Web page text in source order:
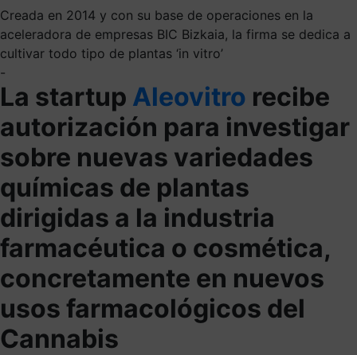
Creada en 2014 y con su base de operaciones en la
aceleradora de empresas BIC Bizkaia, la firma se dedica a
cultivar todo tipo de plantas ‘in vitro’
-
La startup Aleovitro recibe
autorización para investigar
sobre nuevas variedades
químicas de plantas
dirigidas a la industria
farmacéutica o cosmética,
concretamente en nuevos
usos farmacológicos del
Cannabis